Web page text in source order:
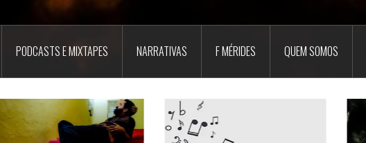
PODCASTS E MIXTAPES NARRATIVAS F MÉRIDES QUEM SOMOS